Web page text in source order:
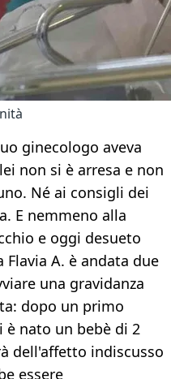
ginecologo aveva
non si è arresa e non
Né ai consigli dei
E nemmeno alla
e oggi desueto
A. è andata due
una gravidanza
dopo un primo
nato un bebè di 2
dell'affetto indiscusso
essere